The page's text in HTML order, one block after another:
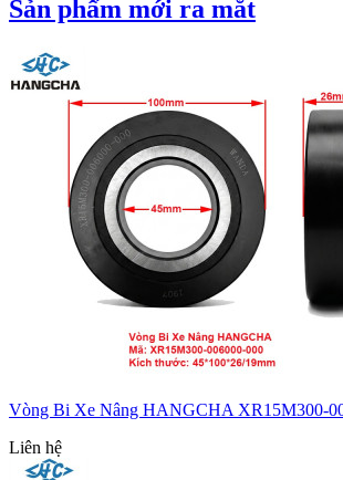
Sản phẩm mới ra mắt
Vòng Bi Xe Nâng HANGCHA XR15M300-
Liên hệ